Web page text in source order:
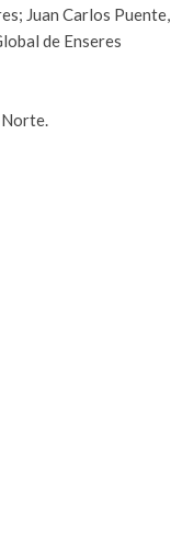
Juan Carlos Puente,
de Enseres
Norte.